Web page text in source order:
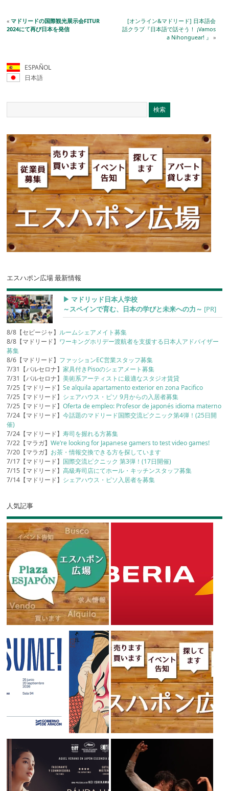
«マドリードの国際観光展示会FITUR
2024にて再び日本を発信
[オンライン&マドリード] 日本語会
話クラブ『日本語で話そう！ ¡Vamos
a Nihonguear! 』 »
ESPAÑOL
日本語
エスハポン広場 最新情報
▶︎ マドリッド日本人学校
～スペインで育む、日本の学びと未来への力～ [PR]
8/8【セビージャ】 ルームシェアメイト募集
8/8【マドリード】 ワーキングホリデー渡航者を支援する日本人アドバイザー
募集
8/6【マドリード】 ファッションEC営業スタッフ募集
7/31【バルセロナ】家具付きPisoのシェアメート募集
7/31【バルセロナ】美術系アーティストに最適なスタジオ賃貸
7/25【マドリード】Se alquila apartamento exterior en zona Pacifico
7/25【マドリード】 シェアハウス・ピソ 9月からの入居者募集
7/25【マドリード】Oferta de empleo: Profesor de japonés idioma materno
7/24【マドリード】今話題のマドリード国際交流ピクニック第4弾！(25日開
催)
7/24【マドリード】寿司を握れる方募集
7/22【マラガ】We’re looking for Japanese gamers to test video games!
7/20【マラガ】 お茶・情報交換できる方を探しています
7/17【マドリード】 国際交流ピクニック 第3弾！(17日開催)
7/15【マドリード】高級寿司店にてホール・キッチンスタッフ募集
7/14【マドリード】 シェアハウス・ピソ入居者を募集
人気記事